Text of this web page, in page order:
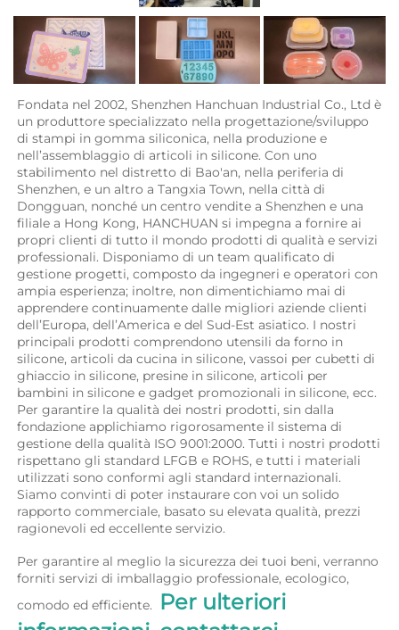
Fondata nel 2002, Shenzhen Hanchuan Industrial Co., Ltd è
un produttore specializzato nella progettazione/sviluppo
di stampi in gomma siliconica, nella produzione e
nell’assemblaggio di articoli in silicone. Con uno
stabilimento nel distretto di Bao'an, nella periferia di
Shenzhen, e un altro a Tangxia Town, nella città di
Dongguan, nonché un centro vendite a Shenzhen e una
filiale a Hong Kong, HANCHUAN si impegna a fornire ai
propri clienti di tutto il mondo prodotti di qualità e servizi
professionali. Disponiamo di un team qualificato di
gestione progetti, composto da ingegneri e operatori con
ampia esperienza; inoltre, non dimentichiamo mai di
apprendere continuamente dalle migliori aziende clienti
dell’Europa, dell’America e del Sud-Est asiatico. I nostri
principali prodotti comprendono utensili da forno in
silicone, articoli da cucina in silicone, vassoi per cubetti di
ghiaccio in silicone, presine in silicone, articoli per
bambini in silicone e gadget promozionali in silicone, ecc.
Per garantire la qualità dei nostri prodotti, sin dalla
fondazione applichiamo rigorosamente il sistema di
gestione della qualità ISO 9001:2000. Tutti i nostri prodotti
rispettano gli standard LFGB e ROHS, e tutti i materiali
utilizzati sono conformi agli standard internazionali.
Siamo convinti di poter instaurare con voi un solido
rapporto commerciale, basato su elevata qualità, prezzi
ragionevoli ed eccellente servizio.
Per garantire al meglio la sicurezza dei tuoi beni, verranno
forniti servizi di imballaggio professionale, ecologico,
comodo ed efficiente.
Per ulteriori